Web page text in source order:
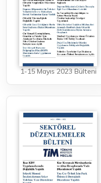
1-15 Mayıs 2023 Bülteni